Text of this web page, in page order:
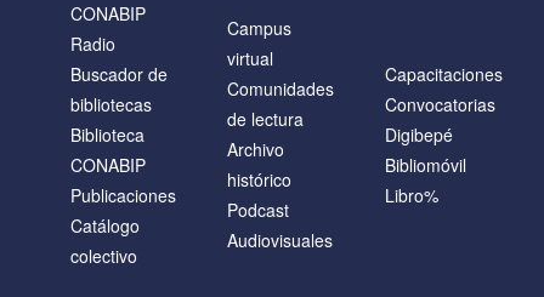
CONABIP
Radio
Buscador de
bibliotecas
Biblioteca
CONABIP
Publicaciones
Catálogo
colectivo
Campus
virtual
Comunidades
de lectura
Archivo
histórico
Podcast
Audiovisuales
Capacitaciones
Convocatorias
Digibepé
Bibliomóvil
Libro%